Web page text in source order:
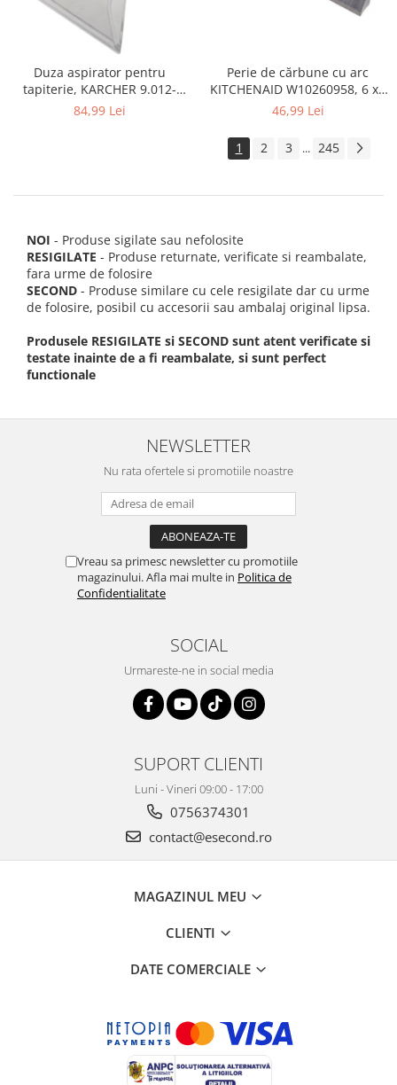
Duza aspirator pentru
tapiterie, KARCHER 9.012-
278.0, SE4001, SE4002, SE5100
84,99 Lei
Perie de cărbune cu arc
KITCHENAID W10260958, 6 x6
x 19 mm, pentru 5KSM15
46,99 Lei
1 2 3 ... 245
NOI - Produse sigilate sau nefolosite
RESIGILATE - Produse returnate, verificate si reambalate,
fara urme de folosire
SECOND - Produse similare cu cele resigilate dar cu urme
de folosire, posibil cu accesorii sau ambalaj original lipsa.
Produsele RESIGILATE si SECOND sunt atent verificate si
testate inainte de a fi reambalate, si sunt perfect
functionale
NEWSLETTER
Nu rata ofertele si promotiile noastre
Vreau sa primesc newsletter cu promotiile
magazinului. Afla mai multe in Politica de
Confidentialitate
SOCIAL
Urmareste-ne in social media
SUPORT CLIENTI
Luni - Vineri 09:00 - 17:00
0756374301
contact@esecond.ro
MAGAZINUL MEU
CLIENTI
DATE COMERCIALE